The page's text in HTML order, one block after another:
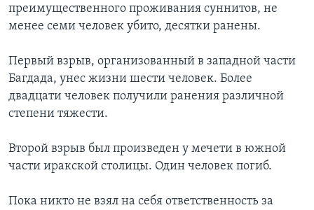
преимущественного проживания суннитов, не
менее семи человек убито, десятки ранены.
Первый взрыв, организованный в западной части
Багдада, унес жизни шести человек. Более
двадцати человек получили ранения различной
степени тяжести.
Второй взрыв был произведен у мечети в южной
части иракской столицы. Один человек погиб.
Пока никто не взял на себя ответственность за